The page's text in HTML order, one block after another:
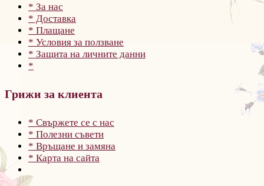
* За нас
* Доставка
* Плащане
* Условия за ползване
* Защита на личните данни
*
Грижи за клиента
* Свържете се с нас
* Полезни съвети
* Връщане и замяна
* Карта на сайта